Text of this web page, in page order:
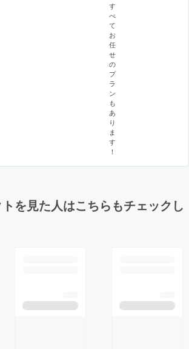
す
べ
て
お
任
せ
の
プ
ラ
ン
も
あ
り
ま
す
！
を見た人はこちらもチェックし